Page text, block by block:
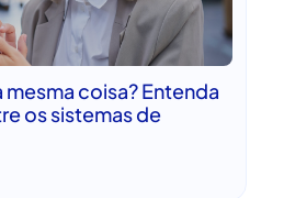
mesma coisa? Entenda
os sistemas de